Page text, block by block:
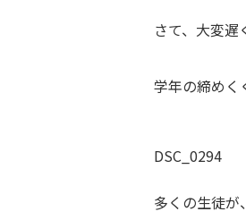
さて、大変遅
学年の締めく
DSC_0294
多くの生徒が